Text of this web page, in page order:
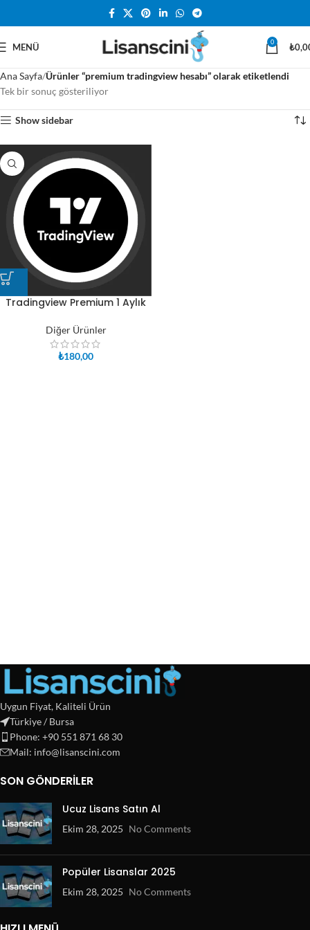
MENÜ 0 ₺
Ana Sayfa Ürünler “premium tradingview hesabı” olarak etiketlendi
Tek bir sonuç gösteriliyor
Show sidebar
Tradingview Premium 1 Aylık
Diğer Ürünler
₺180,00
Uygun Fiyat, Kaliteli Ürün
Türkiye / Bursa
Phone: +90 551 871 68 30
Mail: info@lisanscini.com
SON GÖNDERILER
Ucuz Lisans Satın Al
Ekim 28, 2025 No Comments
Popüler Lisanslar 2025
Ekim 28, 2025 No Comments